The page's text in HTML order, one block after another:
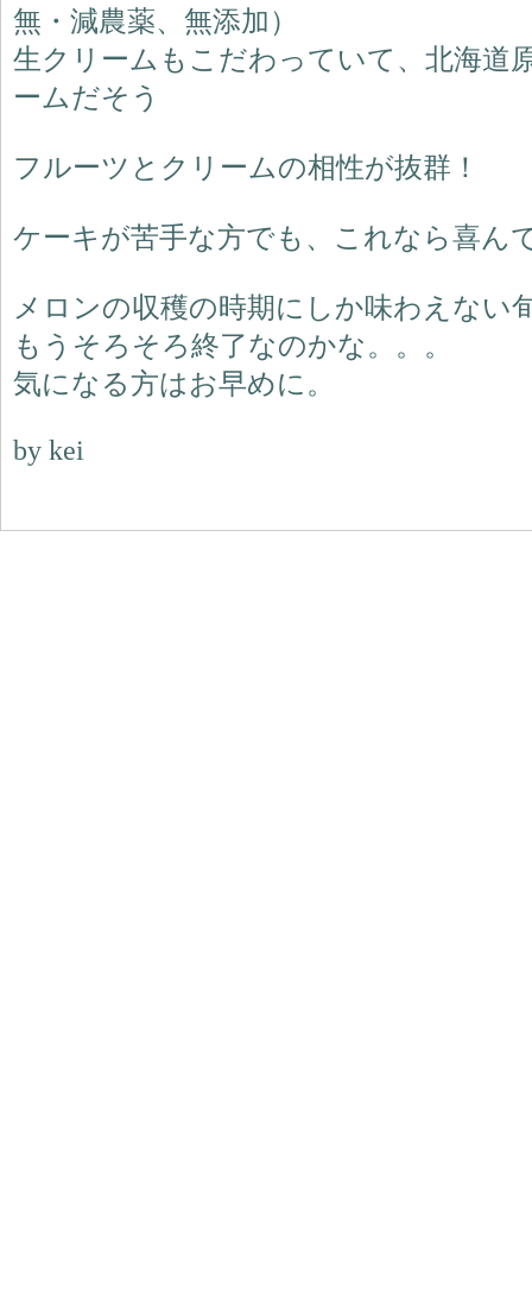
無・減農薬、無添加）
生クリームもこだわっていて、北海道
ームだそう
フルーツとクリームの相性が抜群！
ケーキが苦手な方でも、これなら喜ん
メロンの収穫の時期にしか味わえない
もうそろそろ終了なのかな。。。
気になる方はお早めに。
by kei